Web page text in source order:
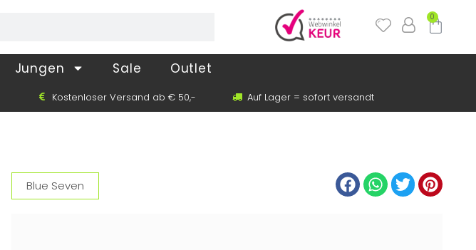
0
Jungen Sale Outlet
Kostenloser Versand ab € 50,- Auf Lager = sofort versandt
Blue Seven